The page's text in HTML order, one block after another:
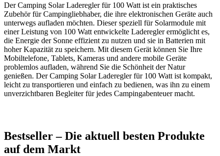
Der Camping Solar Laderegler für 100 Watt ist ein praktisches
Zubehör für Campingliebhaber, die ihre elektronischen Geräte auch
unterwegs aufladen möchten. Dieser speziell für Solarmodule mit
einer Leistung von 100 Watt entwickelte Laderegler ermöglicht es,
die Energie der Sonne effizient zu nutzen und sie in Batterien mit
hoher Kapazität zu speichern. Mit diesem Gerät können Sie Ihre
Mobiltelefone, Tablets, Kameras und andere mobile Geräte
problemlos aufladen, während Sie die Schönheit der Natur
genießen. Der Camping Solar Laderegler für 100 Watt ist kompakt,
leicht zu transportieren und einfach zu bedienen, was ihn zu einem
unverzichtbaren Begleiter für jedes Campingabenteuer macht.
Bestseller – Die‌ aktuell ⁣besten Produkte
auf dem Markt